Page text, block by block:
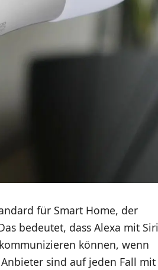
für Smart Home, der
bedeutet, dass Alexa mit Siri
können, wenn
sind auf jeden Fall mit